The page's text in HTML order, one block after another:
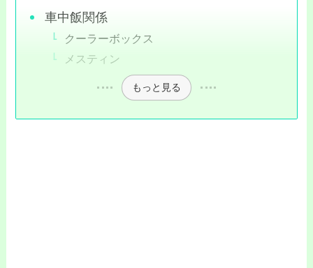
車中飯関係
クーラーボックス
メスティン
もっと見る